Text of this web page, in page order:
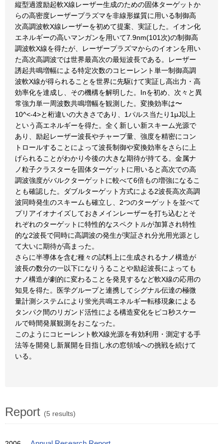
縦型過渡励起軟X線レーザー生成のための固体ターゲットか
らの高密度レーザープラズマを非線形媒質に用いる制御高
次高調波軟X線レーザーを初めて提案、実証した。イオン化
エネルギーの高いマンガンを用いて7.9nm(101次)の制御高
調波軟X線を得たが、レーザープラズマからのイオンを用い
た高次高調波では世界最高次の最短波長である。レーザー
誘起共鳴増幅による特定次数のコヒーレント単一制御高調
波軟X線が得られることを世界に先駆けて実証し高出力・高
効率化を達成し、その機構を解明した。Inを初め、次々と異
常強力単一周波数共鳴増幅を観測した。変換効率は〜
10^<-4>と桁違いの大きさであり、1パルス当たり1μJ以上
という高エネルギーを得た。全く新しい新スキーム光源で
あり、励起レーザー波長やチャープ量、強度を精密にコン
トロールすることによって波長制御や変換効率をさらに上
げられることがわかり今後の大きな期待が持てる。金属ナ
ノ粒子クラスターを固体ターゲットに用いると高次での高
調波強度がバルクターゲットに較べて6倍もの増強になるこ
とも確認した。ダブルターゲット方式による2波長高次高調
波同時発生のスキームも確立し、2つのターゲットを並べて
プリアイオナイズしておきメインレーザーを打ち込むとそ
れぞれのターゲットに特性的なスペクトルが加算され特性
的な2波長で同時に高調波の発生が実証され分光用光源とし
て大いに期待が高まった。
さらに半導体を含む種々の試料上に生成されるナノ構造が
波長の数分の一以下になりうることや励起波長によっても
ナノ構造が劇的に変わることを発見するなど軟X線の応用の
知見を得た。医学グループと連携してシグナル伝達の極微
量計測システムにより蛍光共鳴エネルギー転移現象による
タンパク間のリガンド活性による構造変化をピコ秒スケー
ルで時間発展観測をおこなった。
このようにコヒーレント軟X線光源を有効利用・測定する手
法等を開発し新展開を目指し水の窓領域への挑戦を続けて
いる。
Report (5 results)